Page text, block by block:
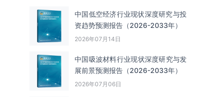
中国低空经济行业现状深度研究与投
资趋势预测报告（2026-2033年）
2026年07月14日
中国吸波材料‌‌‌行业现状深度研究与发
展前景预测报告（2026-2033年）
2026年07月06日